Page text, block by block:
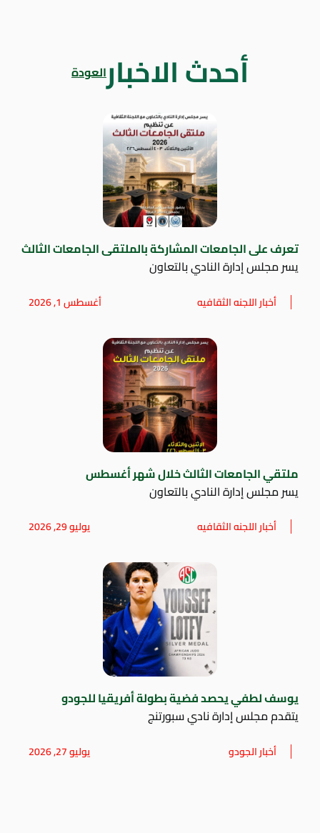
أحدث الاخبارالعودة
تعرف على الجامعات المشاركة بالملتقى الجامعات الثالث
يسر مجلس إدارة النادي بالتعاون
أخبار اللجنه الثقافيه أغسطس 1, 2026
ملتقي الجامعات الثالث خلال شهر أغسطس
يسر مجلس إدارة النادي بالتعاون
أخبار اللجنه الثقافيه يوليو 29, 2026
يوسف لطفي يحصد فضية بطولة أفريقيا للجودو
يتقدم مجلس إدارة نادي سبورتنج
أخبار الجودو يوليو 27, 2026